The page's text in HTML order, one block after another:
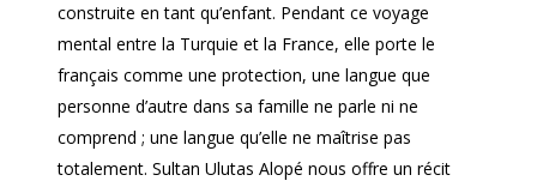
construite en tant qu’enfant. Pendant ce voyage
mental entre la Turquie et la France, elle porte le
français comme une protection, une langue que
personne d’autre dans sa famille ne parle ni ne
comprend ; une langue qu’elle ne maîtrise pas
totalement. Sultan Ulutas Alopé nous offre un récit